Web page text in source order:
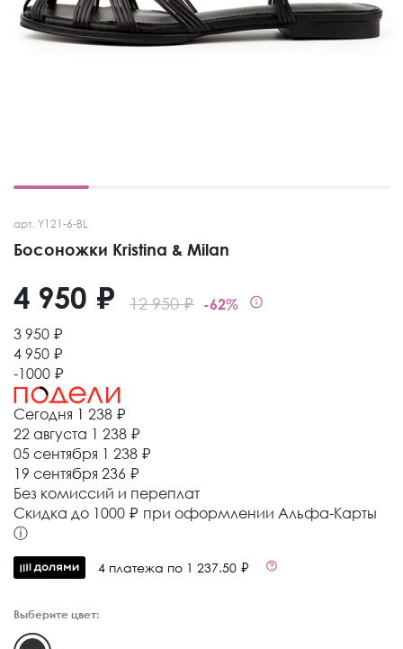
арт. Y121-6-BL
Босоножки Kristina & Milan
12 950 ₽ -62%
4 950 ₽
3 950 ₽
4 950 ₽
-1000 ₽
Сегодня 1 238 ₽
22 августа 1 238 ₽
05 сентября 1 238 ₽
19 сентября 236 ₽
Без комиссий и переплат
Cкидка до 1000 ₽ при оформлении Альфа-Карты
ⓘ
4 платежа по 1 237.50 ₽
Выберите цвет: